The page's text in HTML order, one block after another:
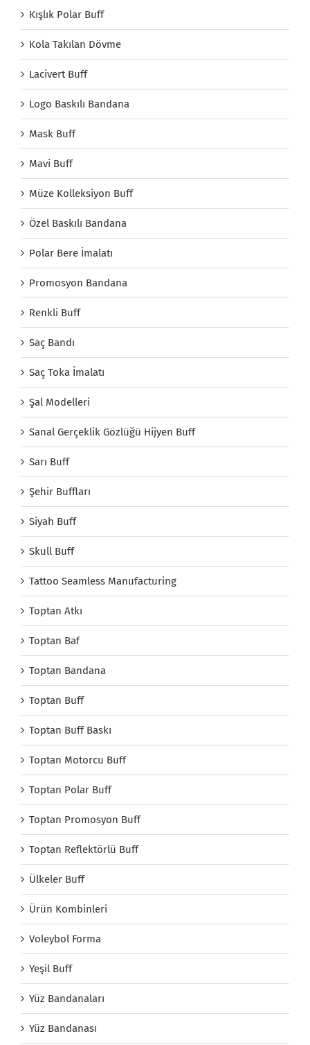
Kışlık Polar Buff
Kola Takılan Dövme
Lacivert Buff
Logo Baskılı Bandana
Mask Buff
Mavi Buff
Müze Kolleksiyon Buff
Özel Baskılı Bandana
Polar Bere İmalatı
Promosyon Bandana
Renkli Buff
Saç Bandı
Saç Toka İmalatı
Şal Modelleri
Sanal Gerçeklik Gözlüğü Hijyen Buff
Sarı Buff
Şehir Buffları
Siyah Buff
Skull Buff
Tattoo Seamless Manufacturing
Toptan Atkı
Toptan Baf
Toptan Bandana
Toptan Buff
Toptan Buff Baskı
Toptan Motorcu Buff
Toptan Polar Buff
Toptan Promosyon Buff
Toptan Reflektörlü Buff
Ülkeler Buff
Ürün Kombinleri
Voleybol Forma
Yeşil Buff
Yüz Bandanaları
Yüz Bandanası